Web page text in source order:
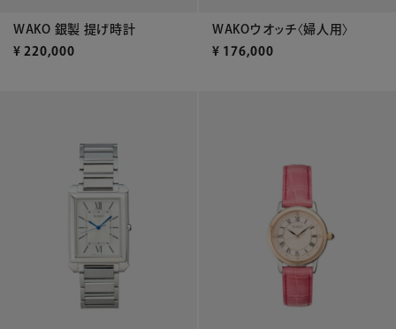
WAKO 銀製 提げ時計
¥ 220,000
WAKOウオッチ〈婦人用〉
¥ 176,000